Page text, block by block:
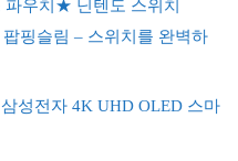
우치★ 닌텐도 스위치
핑슬림 – 스위치를 완벽하
성전자 4K UHD OLED 스마